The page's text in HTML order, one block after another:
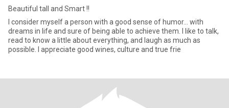
Beautiful tall and Smart !!
I consider myself a person with a good sense of humor... with
dreams in life and sure of being able to achieve them. I like to talk,
read to know a little about everything, and laugh as much as
possible. I appreciate good wines, culture and true frie